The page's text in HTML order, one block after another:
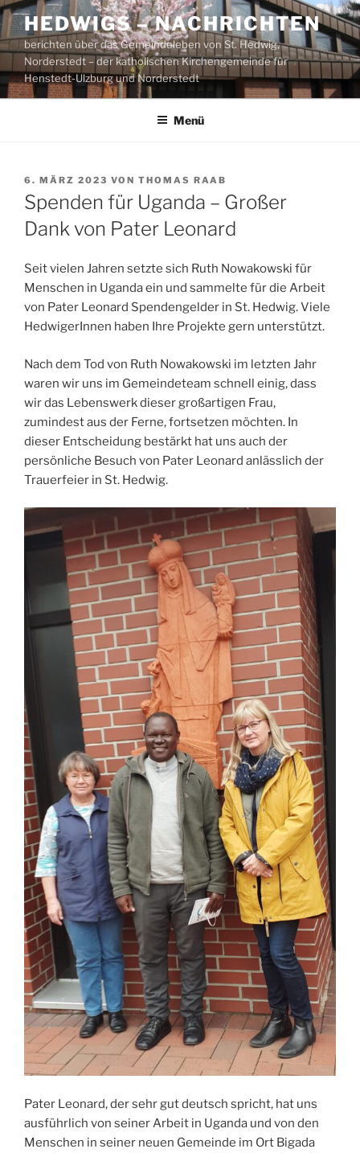
Zum
Inhalt
springen
HEDWIGS – NACHRICHTEN
berichten über das Gemeindeleben von St. Hedwig,
Norderstedt – der katholischen Kirchengemeinde für
Henstedt-Ulzburg und Norderstedt
Menü
VERÖFFENTLICHT
AM
6. MÄRZ 2023 VON THOMAS RAAB
Spenden für Uganda – Großer
Dank von Pater Leonard
Seit vielen Jahren setzte sich Ruth Nowakowski für
Menschen in Uganda ein und sammelte für die Arbeit
von Pater Leonard Spendengelder in St. Hedwig. Viele
HedwigerInnen haben Ihre Projekte gern unterstützt.
Nach dem Tod von Ruth Nowakowski im letzten Jahr
waren wir uns im Gemeindeteam schnell einig, dass
wir das Lebenswerk dieser großartigen Frau,
zumindest aus der Ferne, fortsetzen möchten. In
dieser Entscheidung bestärkt hat uns auch der
persönliche Besuch von Pater Leonard anlässlich der
Trauerfeier in St. Hedwig.
Pater Leonard, der sehr gut deutsch spricht, hat uns
ausführlich von seiner Arbeit in Uganda und von den
Menschen in seiner neuen Gemeinde im Ort Bigada